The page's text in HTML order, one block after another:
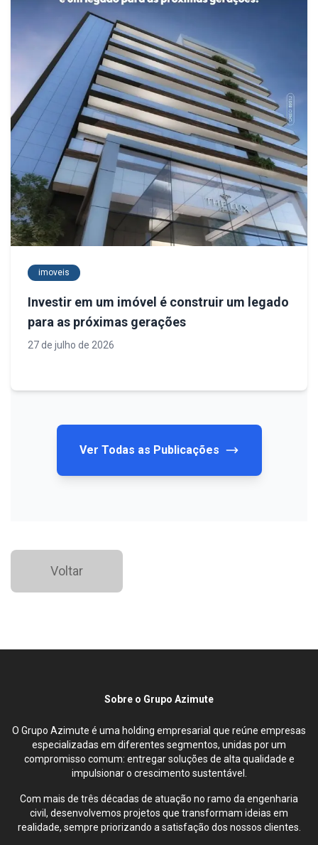
imoveis
Investir em um imóvel é construir um legado
para as próximas gerações
27 de julho de 2026
Ver Todas as Publicações
Voltar
Sobre o Grupo Azimute
O Grupo Azimute é uma holding empresarial que reúne empresas
especializadas em diferentes segmentos, unidas por um
compromisso comum: entregar soluções de alta qualidade e
impulsionar o crescimento sustentável.
Com mais de três décadas de atuação no ramo da engenharia
civil, desenvolvemos projetos que transformam ideias em
realidade, sempre priorizando a satisfação dos nossos clientes.